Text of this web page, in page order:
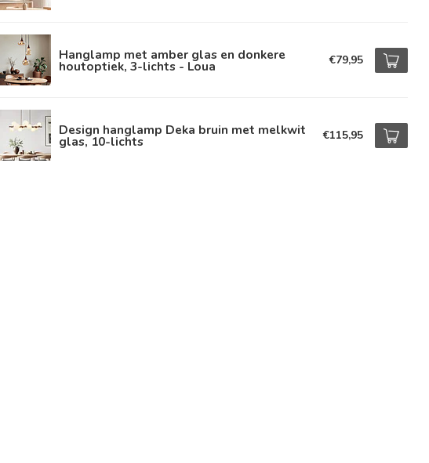
Hanglamp met amber glas en donkere
houtoptiek, 3-lichts - Loua €79,95
Design hanglamp Deka bruin met melkwit
glas, 10-lichts €115,95